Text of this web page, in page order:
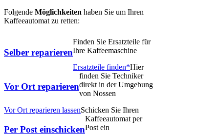
Folgende Möglichkeiten haben Sie um Ihren
Kaffeeautomat zu retten:
Selber reparieren
Finden Sie Ersatzteile für
Ihre Kaffeemaschine
Ersatzteile finden*
Vor Ort reparieren
Hier
finden Sie Techniker
direkt in der Umgebung
von Nossen
Vor Ort reparieren lassen
Per Post einschicken
Schicken Sie Ihren
Kaffeeautomat per
Post ein